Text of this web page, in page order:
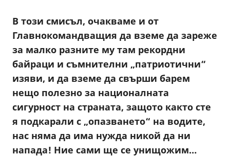
В този смисъл, очакваме и от
Главнокомандващия да вземе да зареже
за малко разните му там рекордни
байраци и съмнителни „патриотични“
изяви, и да вземе да свърши барем
нещо полезно за националната
сигурност на страната, защото както сте
я подкарали с „опазването“ на водите,
нас няма да има нужда никой да ни
напада! Ние сами ще се унищожим…